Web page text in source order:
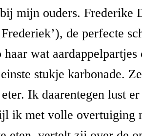
mijn ouders. Frederike
de perfecte
haar wat
stukje karbonade.
Ik daarentegen lust
ik met volle overtuiging